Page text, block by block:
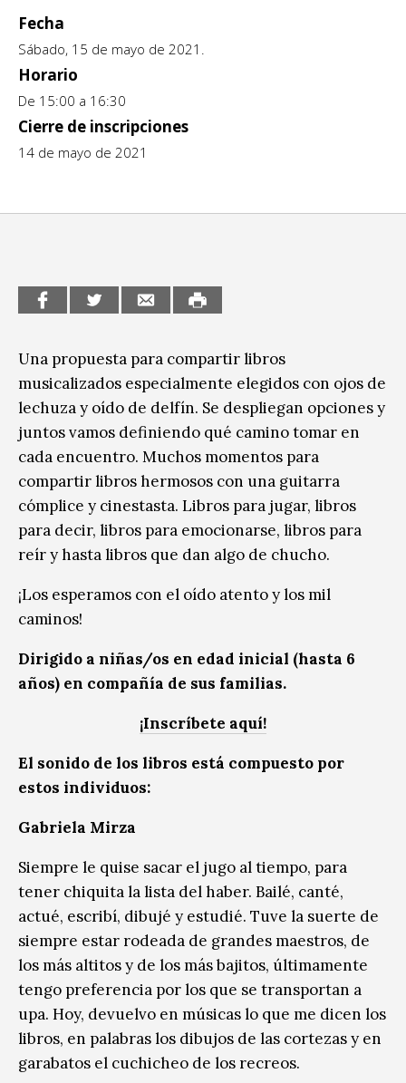
CCE en el interior/libros
Espacio itinerante de lectura infantil
Exposiciones
Formación
Género y Diversidad
Infantil y Juvenil
Sin categoría
Fecha
Sábado, 15 de mayo de 2021.
Horario
De 15:00 a 16:30
Cierre de inscripciones
14 de mayo de 2021
Una propuesta para compartir libros
musicalizados especialmente elegidos con ojos de
lechuza y oído de delfín. Se despliegan opciones y
juntos vamos definiendo qué camino tomar en
cada encuentro. Muchos momentos para
compartir libros hermosos con una guitarra
cómplice y cinestasta. Libros para jugar, libros
para decir, libros para emocionarse, libros para
reír y hasta libros que dan algo de chucho.
¡Los esperamos con el oído atento y los mil
caminos!
Dirigido a niñas/os en edad inicial (hasta 6
años) en compañía de sus familias.
¡Inscríbete aquí!
El sonido de los libros está compuesto por
estos individuos:
Gabriela Mirza
Siempre le quise sacar el jugo al tiempo, para
tener chiquita la lista del haber. Bailé, canté,
actué, escribí, dibujé y estudié. Tuve la suerte de
siempre estar rodeada de grandes maestros, de
los más altitos y de los más bajitos, últimamente
tengo preferencia por los que se transportan a
upa. Hoy, devuelvo en músicas lo que me dicen los
libros, en palabras los dibujos de las cortezas y en
garabatos el cuchicheo de los recreos.